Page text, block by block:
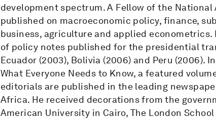
development spectrum. A Fellow of the
published on macroeconomic policy, finance,
business, agriculture and applied
of policy notes published for the presidential
Ecuador (2003), Bolivia (2006) and Peru (2006).
What Everyone Needs to Know, a featured
editorials are published in the leading
Africa. He received decorations from the
American University in Cairo, The London